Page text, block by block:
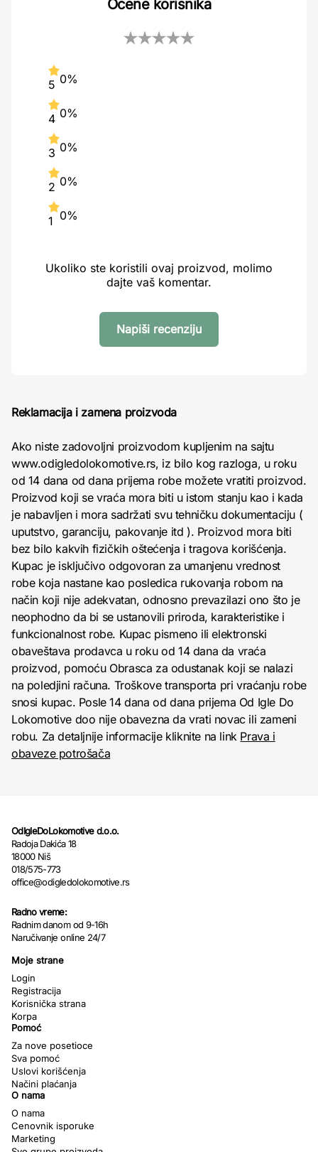
Ocene korisnika
5 0%
4 0%
3 0%
2 0%
1 0%
Ukoliko ste koristili ovaj proizvod, molimo
dajte vaš komentar.
Napiši recenziju
Reklamacija i zamena proizvoda
Ako niste zadovoljni proizvodom kupljenim na sajtu
www.odigledolokomotive.rs, iz bilo kog razloga, u roku
od 14 dana od dana prijema robe možete vratiti proizvod.
Proizvod koji se vraća mora biti u istom stanju kao i kada
je nabavljen i mora sadržati svu tehničku dokumentaciju (
uputstvo, garanciju, pakovanje itd ). Proizvod mora biti
bez bilo kakvih fizičkih oštećenja i tragova korišćenja.
Kupac je isključivo odgovoran za umanjenu vrednost
robe koja nastane kao posledica rukovanja robom na
način koji nije adekvatan, odnosno prevazilazi ono što je
neophodno da bi se ustanovili priroda, karakteristike i
funkcionalnost robe. Kupac pismeno ili elektronski
obaveštava prodavca u roku od 14 dana da vraća
proizvod, pomoću Obrasca za odustanak koji se nalazi
na poledjini računa. Troškove transporta pri vraćanju robe
snosi kupac. Posle 14 dana od dana prijema Od Igle Do
Lokomotive doo nije obavezna da vrati novac ili zameni
robu. Za detaljnije informacije kliknite na link Prava i
obaveze potrošača
OdIgleDoLokomotive d.o.o.
Radoja Dakića 18
18000 Niš
018/575-773
office@odigledolokomotive.rs
Radno vreme:
Radnim danom od 9-16h
Naručivanje online 24/7
Moje strane
Login
Registracija
Korisnička strana
Korpa
Pomoć
Za nove posetioce
Sva pomoć
Uslovi korišćenja
Načini plaćanja
O nama
O nama
Cenovnik isporuke
Marketing